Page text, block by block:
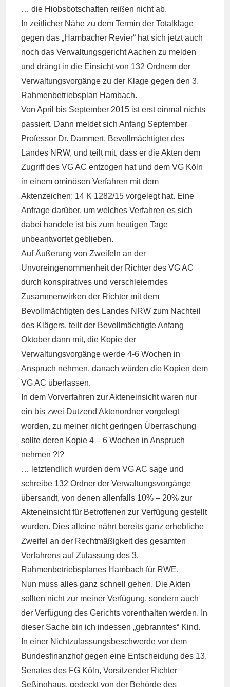
… die Hiobsbotschaften reißen nicht ab.
In zeitlicher Nähe zu dem Termin der Totalklage
gegen das „Hambacher Revier“ hat sich jetzt auch
noch das Verwaltungsgericht Aachen zu melden
und drängt in die Einsicht von 132 Ordnern der
Verwaltungsvorgänge zu der Klage gegen den 3.
Rahmenbetriebsplan Hambach.
Von April bis September 2015 ist erst einmal nichts
passiert. Dann meldet sich Anfang September
Professor Dr. Dammert, Bevollmächtigter des
Landes NRW, und teilt mit, dass er die Akten dem
Zugriff des VG AC entzogen hat und dem VG Köln
in einem ominösen Verfahren mit dem
Aktenzeichen: 14 K 1282/15 vorgelegt hat. Eine
Anfrage darüber, um welches Verfahren es sich
dabei handele ist bis zum heutigen Tage
unbeantwortet geblieben.
Auf Äußerung von Zweifeln an der
Unvoreingenommenheit der Richter des VG AC
durch konspiratives und verschleierndes
Zusammenwirken der Richter mit dem
Bevollmächtigten des Landes NRW zum Nachteil
des Klägers, teilt der Bevollmächtigte Anfang
Oktober dann mit, die Kopie der
Verwaltungsvorgänge werde 4-6 Wochen in
Anspruch nehmen, danach würden die Kopien dem
VG AC überlassen.
In dem Vorverfahren zur Akteneinsicht waren nur
ein bis zwei Dutzend Aktenordner vorgelegt
worden, zu meiner nicht geringen Überraschung
sollte deren Kopie 4 – 6 Wochen in Anspruch
nehmen ?!?
… letztendlich wurden dem VG AC sage und
schreibe 132 Ordner der Verwaltungsvorgänge
übersandt, von denen allenfalls 10% – 20% zur
Akteneinsicht für Betroffenen zur Verfügung gestellt
wurden. Dies alleine nährt bereits ganz erhebliche
Zweifel an der Rechtmäßigkeit des gesamten
Verfahrens auf Zulassung des 3.
Rahmenbetriebsplanes Hambach für RWE.
Nun muss alles ganz schnell gehen. Die Akten
sollten nicht zur meiner Verfügung, sondern auch
der Verfügung des Gerichts vorenthalten werden. In
dieser Sache bin ich indessen „gebranntes“ Kind.
In einer Nichtzulassungsbeschwerde vor dem
Bundesfinanzhof gegen eine Entscheidung des 13.
Senates des FG Köln, Vorsitzender Richter
Seßinghaus, gedeckt von der Behörde des